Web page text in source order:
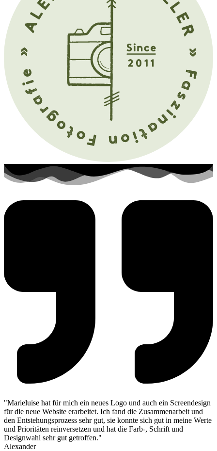
"Marieluise hat für mich ein neues Logo und auch ein Screendesign
für die neue Website erarbeitet. Ich fand die Zusammenarbeit und
den Entstehungsprozess sehr gut, sie konnte sich gut in meine Werte
und Prioritäten reinversetzen und hat die Farb-, Schrift und
Designwahl sehr gut getroffen."
Alexander